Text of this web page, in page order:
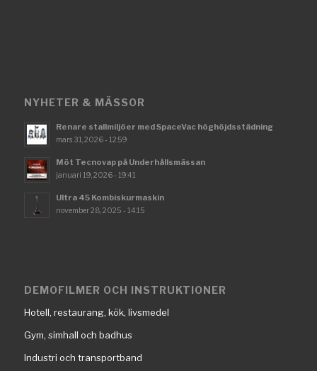
NYHETER & MÄSSOR
Renare stallmiljöer med SpaceVac höghöjdsstädning
mars 31, 2026 - 12:59
Möt Tecnovap på Underhållsmässan
januari 19, 2026 - 19:41
Ultra 45 Kombiskurmaskin
november 28, 2025 - 14:15
DEMOFILMER OCH INSTRUKTIONER
Hotell, restaurang, kök, livsmedel
Gym, simhall och badhus
Industri och transportband